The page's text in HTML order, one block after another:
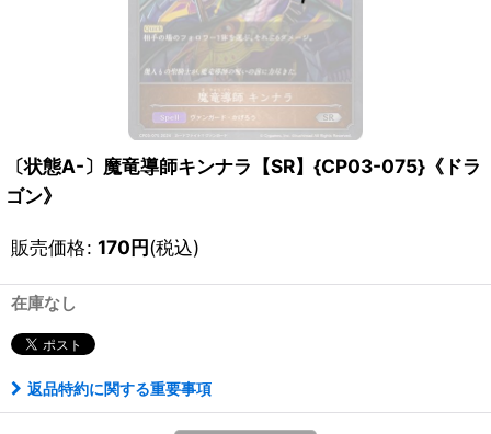
〔状態A-〕魔竜導師キンナラ【SR】{CP03-075}《ドラ
ゴン》
販売価格: 170円(税込)
在庫なし
返品特約に関する重要事項